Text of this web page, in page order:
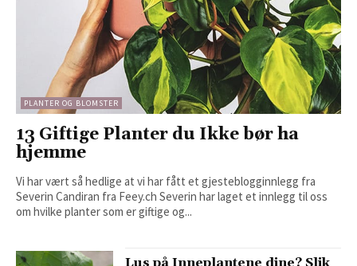
PLANTER OG BLOMSTER
13 Giftige Planter du Ikke bør ha
hjemme
Vi har vært så hedlige at vi har fått et gjesteblogginnlegg fra
Severin Candiran fra Feey.ch Severin har laget et innlegg til oss
om hvilke planter som er giftige og...
Lus på Inneplantene dine? Slik